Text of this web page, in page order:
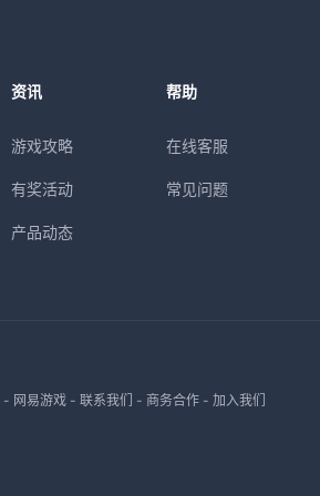
资讯
游戏攻略
有奖活动
产品动态
帮助
在线客服
常见问题
- 网易游戏- 联系我们 - 商务合作- 加入我们